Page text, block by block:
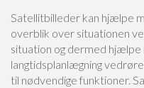
Satellitbilleder kan hjælpe
overblik over situationen
situation og dermed
langtidsplanlægning
til nødvendige funktioner.